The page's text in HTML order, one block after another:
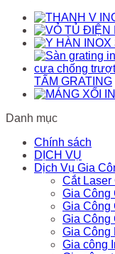
TẤM GRATING
Danh mục
Chính sách
DỊCH VỤ
Dịch Vụ Gia
Cắt Laser
Gia Công
Gia Công
Gia Công
Gia Công
Gia công